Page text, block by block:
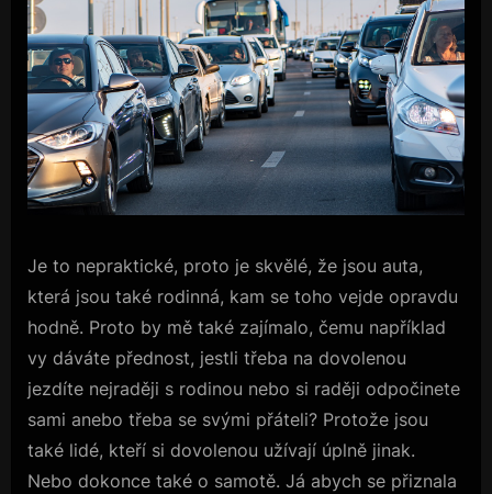
Je to nepraktické, proto je skvělé, že jsou auta,
která jsou také rodinná, kam se toho vejde opravdu
hodně. Proto by mě také zajímalo, čemu například
vy dáváte přednost, jestli třeba na dovolenou
jezdíte nejraději s rodinou nebo si raději odpočinete
sami anebo třeba se svými přáteli? Protože jsou
také lidé, kteří si dovolenou užívají úplně jinak.
Nebo dokonce také o samotě. Já abych se přiznala